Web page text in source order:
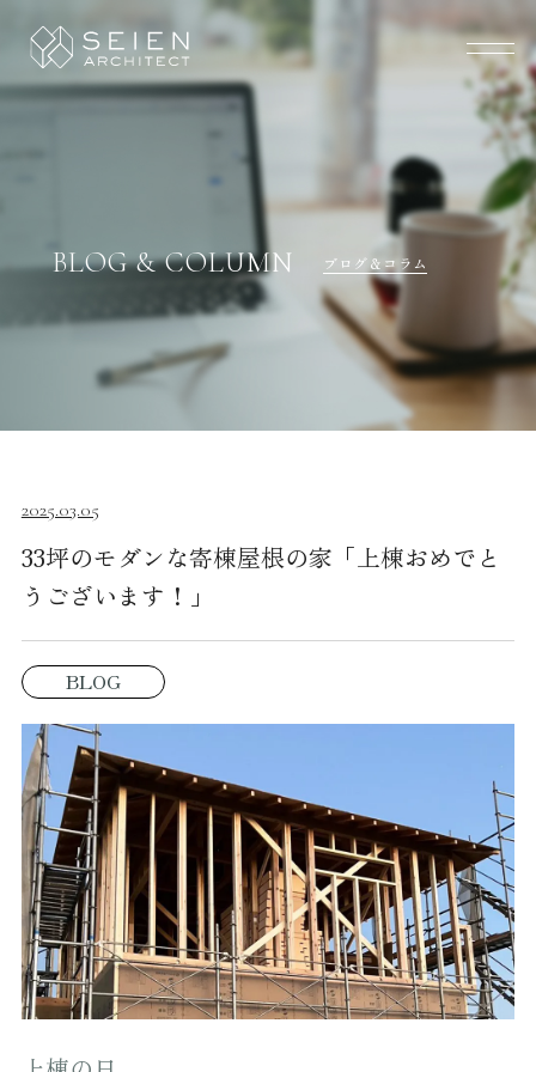
BLOG & COLUMN ブログ＆コラム
2025.03.05
33坪のモダンな寄棟屋根の家「上棟おめでと
うございます！」
BLOG